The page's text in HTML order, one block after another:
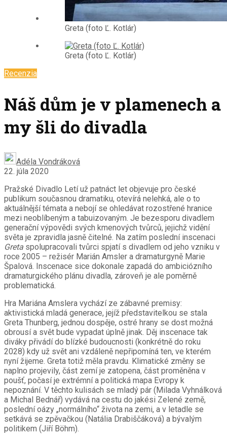
Greta (foto Ľ. Kotlár)
Greta (foto Ľ. Kotlár)
Recenzia
Náš dům je v plamenech a
my šli do divadla
Adéla Vondráková
22. júla 2020
Pražské Divadlo Letí už patnáct let objevuje pro české
publikum současnou dramatiku, otevírá nelehká, ale o to
aktuálnější témata a nebojí se ohledávat rozostřené hranice
mezi neoblíbeným a tabuizovaným. Je bezesporu divadlem
generační výpovědi svých kmenových tvůrců, jejichž vidění
světa je zpravidla jasně čitelné. Na zatím poslední inscenaci
Greta spolupracovali tvůrci spjatí s divadlem od jeho vzniku v
roce 2005 – režisér Marián Amsler a dramaturgyně Marie
Špalová. Inscenace sice dokonale zapadá do ambiciózního
dramaturgického plánu divadla, zároveň je ale poměrně
problematická.
Hra Mariána Amslera vychází ze zábavné premisy:
aktivistická mladá generace, jejíž představitelkou se stala
Greta Thunberg, jednou dospěje, ostré hrany se dost možná
obrousí a svět bude vypadat úplně jinak. Děj inscenace tak
diváky přivádí do blízké budoucnosti (konkrétně do roku
2028) kdy už svět ani vzdáleně nepřipomíná ten, ve kterém
nyní žijeme. Greta totiž měla pravdu. Klimatické změny se
naplno projevily, část zemí je zatopena, část proměněna v
poušť, počasí je extrémní a politická mapa Evropy k
nepoznání. V těchto kulisách se mladý pár (Milada Vyhnálková
a Michal Bednář) vydává na cestu do jakési Zelené země,
poslední oázy „normálního“ života na zemi, a v letadle se
setkává se zpěvačkou (Natália Drabiščáková) a bývalým
politikem (Jiří Böhm).